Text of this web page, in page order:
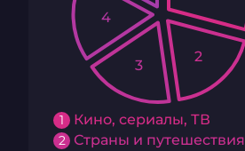
1 Кино, сериалы, ТВ
2 Страны и путешествия
2
3
4